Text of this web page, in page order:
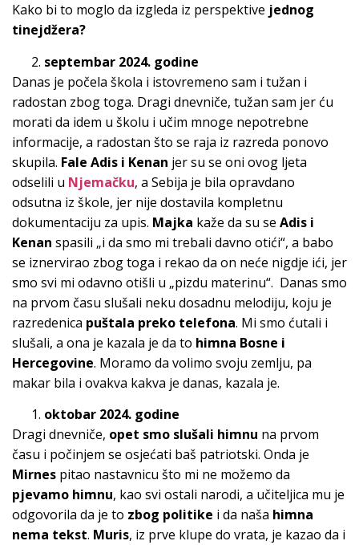
Kako bi to moglo da izgleda iz perspektive jednog
tinejdžera?
septembar 2024. godine
Danas je počela škola i istovremeno sam i tužan i
radostan zbog toga. Dragi dnevniče, tužan sam jer ću
morati da idem u školu i učim mnoge nepotrebne
informacije, a radostan što se raja iz razreda ponovo
skupila. Fale Adis i Kenan jer su se oni ovog ljeta
odselili u Njemačku, a Sebija je bila opravdano
odsutna iz škole, jer nije dostavila kompletnu
dokumentaciju za upis. Majka kaže da su se Adis i
Kenan spasili „i da smo mi trebali davno otići“, a babo
se iznervirao zbog toga i rekao da on neće nigdje ići, jer
smo svi mi odavno otišli u „pizdu materinu“. Danas smo
na prvom času slušali neku dosadnu melodiju, koju je
razredenica puštala preko telefona. Mi smo ćutali i
slušali, a ona je kazala je da to himna Bosne i
Hercegovine. Moramo da volimo svoju zemlju, pa
makar bila i ovakva kakva je danas, kazala je.
oktobar 2024. godine
Dragi dnevniče, opet smo slušali himnu na prvom
času i počinjem se osjećati baš patriotski. Onda je
Mirnes pitao nastavnicu što mi ne možemo da
pjevamo himnu, kao svi ostali narodi, a učiteljica mu je
odgovorila da je to zbog politike i da naša himna
nema tekst. Muris, iz prve klupe do vrata, je kazao da i